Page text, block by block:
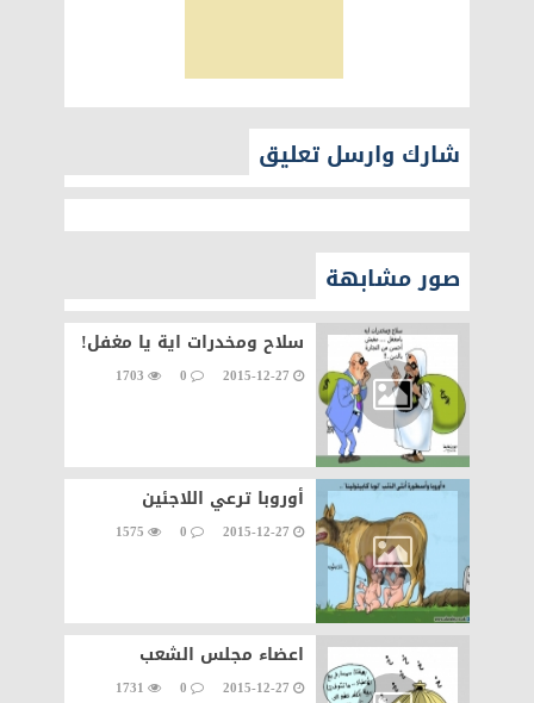
شارك وارسل تعليق
صور مشابهة
سلاح ومخدرات اية يا مغفل!
2015-12-27
0
1703
أوروبا ترعي اللاجئين
2015-12-27
0
1575
اعضاء مجلس الشعب
2015-12-27
0
1731